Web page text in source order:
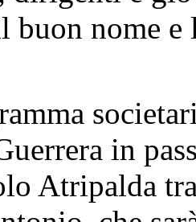
buon nome
in
Atripalda